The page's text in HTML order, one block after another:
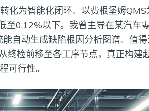
化为智能化闭环。以费根堡姆
至0.12%以下。我曾主导在某汽车
自动生成缺陷根因分析图谱。值
终检前移至各工序节点，真正构建
可行性。